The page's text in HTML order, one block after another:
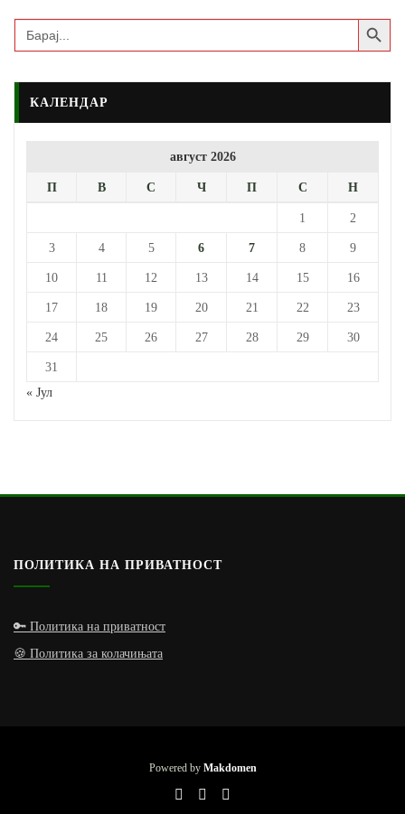
Search
for:
Search Button
КАЛЕНДАР
август 2026
П В С Ч П С Н
1 2
3 4 5 6 7 8 9
10 11 12 13 14 15 16
17 18 19 20 21 22 23
24 25 26 27 28 29 30
31
« Јул
ПОЛИТИКА НА ПРИВАТНОСТ
🔑 Политика на приватност
🍪 Политика за колачињата
Powered by Makdomen